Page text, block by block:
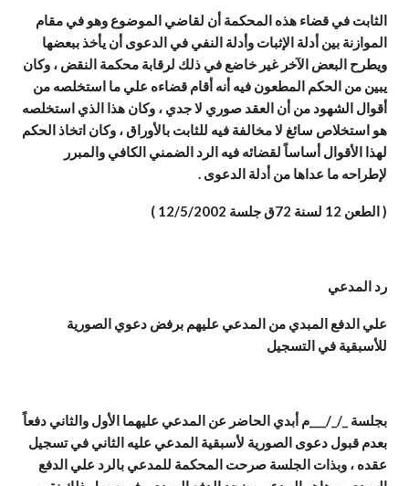
الثابت في قضاء هذه المحكمة أن لقاضي الموضوع وهو في مقام
الموازنة بين أدلة الإثبات وأدلة النفي في الدعوى أن يأخذ ببعضها
ويطرح البعض الآخر غير خاضع في ذلك لرقابة محكمة النقض ، وكان
يبين من الحكم المطعون فيه أنه أقام قضاءه علي ما استخلصه من
أقوال الشهود من أن العقد صوري لا جدي ، وكان هذا الذي استخلصه
هو استخلاص سائغ لا مخالفة فيه للثابت بالأوراق ، وكان اتخاذ الحكم
لهذا الأقوال أساساً لقضائه فيه الرد الضمني الكافي والمبرر
لإطراحه ما عداها من أدلة الدعوى .
( الطعن 12 لسنة 72ق جلسة 12/5/2002 )
رد المدعي
علي الدفع المبدي من المدعي عليهم برفض دعوي الصورية
للأسبقية في التسجيل
بجلسة _/_/___م أبدي الحاضر عن المدعي عليهما الأول والثاني دفعاً
بعدم قبول دعوى الصورية لأسبقية المدعي عليه الثاني في تسجيل
عقده ، وبذات الجلسة صرحت المحكمة للمدعي بالرد علي الدفع